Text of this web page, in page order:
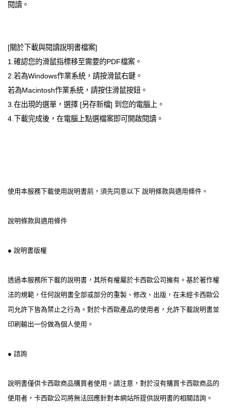
閱讀。
[關於下載與閱讀說明書檔案]
1.確認您的滑鼠指標移至需要的PDF檔案。
2.若為Windows作業系統，請按滑鼠右鍵。
若為Macintosh作業系統，請按住滑鼠按鈕。
3.在出現的選單，選擇 [另存新檔] 到您的電腦上。
4.下載完成後，在電腦上點選檔案即可開啟閱讀。
使用本服務下載使用說明書前，須先同意以下 說明條款與適用條件。
說明條款與適用條件
● 說明書版權
透過本服務所下載的說明書，其所有權屬於卡西歐公司擁有。基於著作權
法的規範，任何說明書全部或部分的重製、修改、出版，在未經卡西歐公
司允許下皆為禁止之行為。對於卡西歐產品的使用者，允許下載說明書並
印刷輸出一份做為個人使用。
● 諮詢
說明書僅供卡西歐商品購買者使用。請注意，對於沒有購買卡西歐商品的
使用者，卡西歐公司將無法回應針對本網站所提供說明書的相關諮詢。